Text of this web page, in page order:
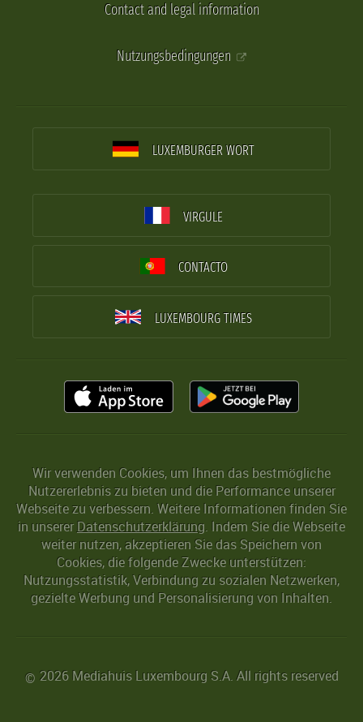
Contact and legal information
Nutzungsbedingungen
LUXEMBURGER WORT
VIRGULE
CONTACTO
LUXEMBOURG TIMES
Wir verwenden Cookies, um Ihnen das bestmögliche
Nutzererlebnis zu bieten und die Performance unserer
Webseite zu verbessern. Weitere Informationen finden Sie
in unserer Datenschutzerklärung. Indem Sie die Webseite
weiter nutzen, akzeptieren Sie das Speichern von
Cookies, die folgende Zwecke unterstützen:
Nutzungsstatistik, Verbindung zu sozialen Netzwerken,
gezielte Werbung und Personalisierung von Inhalten.
© 2026 Mediahuis Luxembourg S.A. All rights reserved